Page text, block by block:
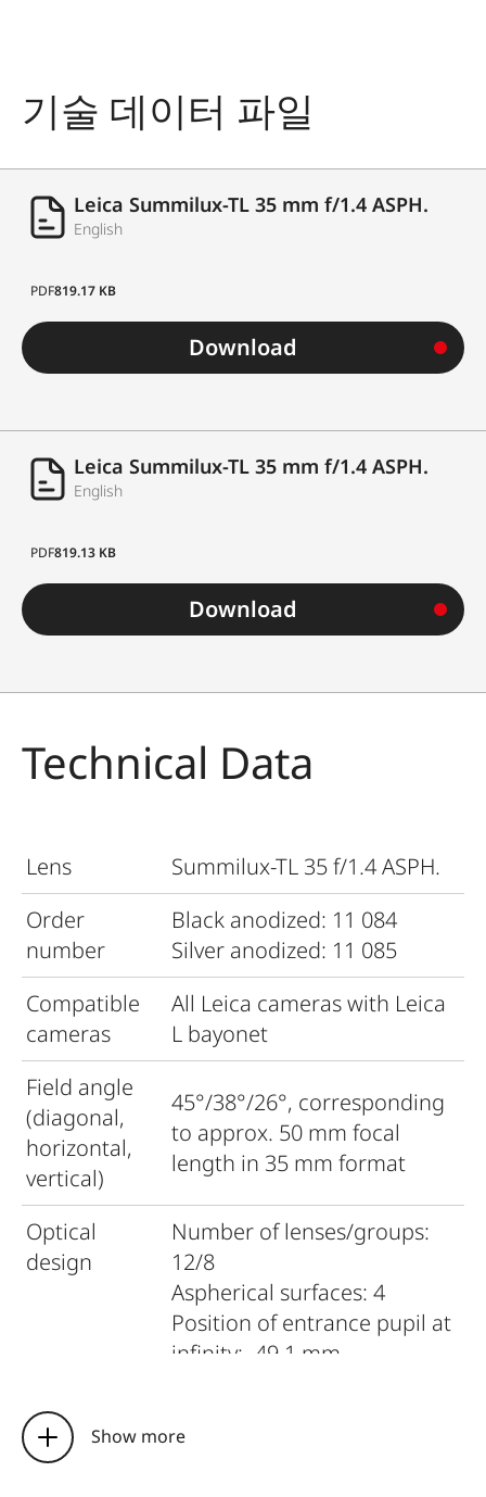
기술 데이터 파일
Leica Summilux-TL 35 mm f/1.4 ASPH.
English
PDF819.17 KB
Download
Leica Summilux-TL 35 mm f/1.4 ASPH.
English
PDF819.13 KB
Download
Technical Data
Lens
Summilux-TL 35 f/1.4 ASPH.
Order
number
Black anodized: 11 084
Silver anodized: 11 085
Compatible
cameras
All Leica cameras with Leica
L bayonet
Field angle
(diagonal,
horizontal,
vertical)
45°/38°/26°, corresponding
to approx. 50 mm focal
length in 35 mm format
Optical
design
Number of lenses/groups:
12/8
Aspherical surfaces: 4
Position of entrance pupil at
infinity: -49.1 mm
Distance
setting
Electronically controlled
Show more